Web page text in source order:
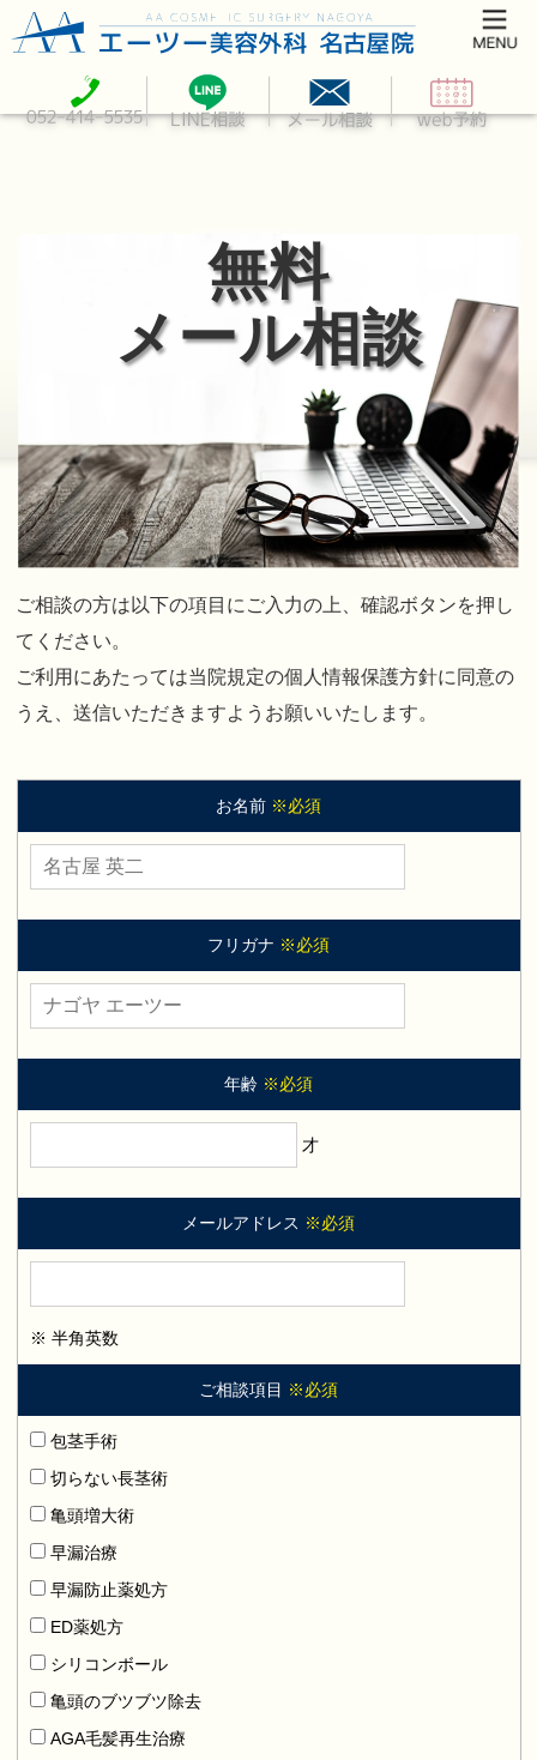
無料
メール相談
ご相談の方は以下の項目にご入力の上、確認ボタンを押し
てください。
ご利用にあたっては当院規定の個人情報保護方針に同意の
うえ、送信いただきますようお願いいたします。
お名前 ※必須
フリガナ ※必須
年齢 ※必須
才
メールアドレス ※必須
※ 半角英数
ご相談項目 ※必須
包茎手術
切らない長茎術
亀頭増大術
早漏治療
早漏防止薬処方
ED薬処方
シリコンボール
亀頭のブツブツ除去
AGA毛髪再生治療